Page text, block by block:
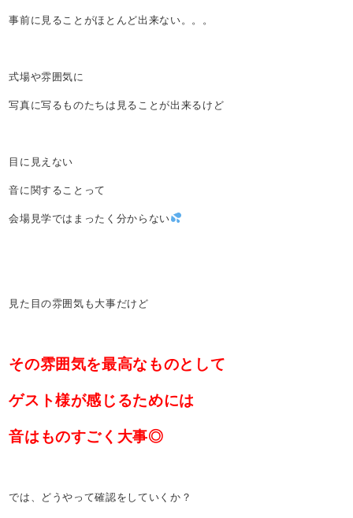
事前に見ることがほとんど出来ない。。。
式場や雰囲気に
写真に写るものたちは見ることが出来るけど
目に見えない
音に関することって
会場見学ではまったく分からない
見た目の雰囲気も大事だけど
その雰囲気を最高なものとして
ゲスト様が感じるためには
音はものすごく大事◎
では、どうやって確認をしていくか？